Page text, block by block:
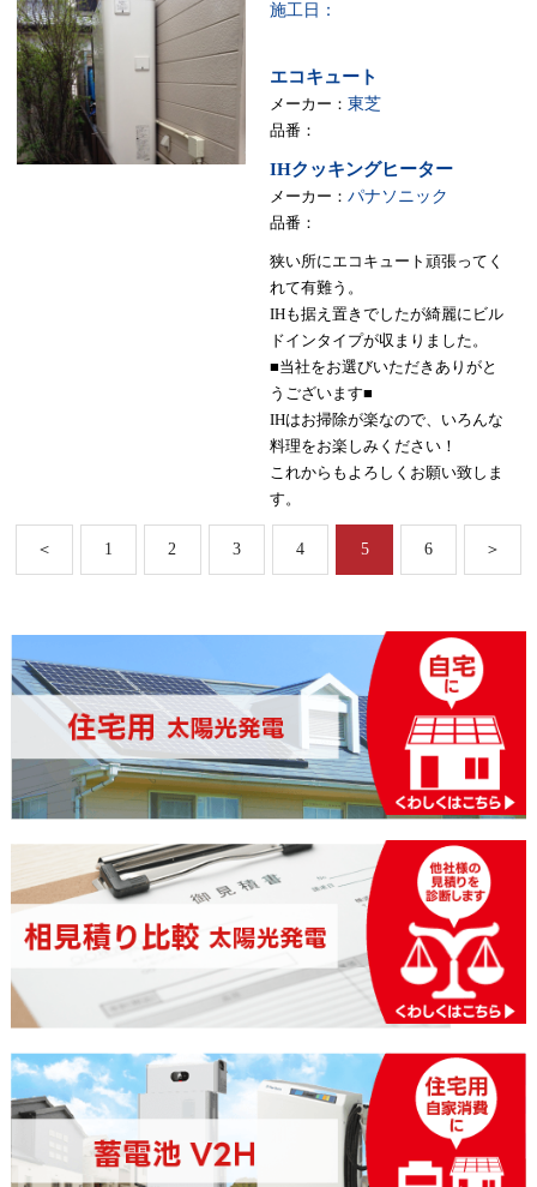
施工日：
エコキュート
メーカー： 東芝
品番：
IHクッキングヒーター
メーカー： パナソニック
品番：
狭い所にエコキュート頑張ってく
れて有難う。
IHも据え置きでしたが綺麗にビル
ドインタイプが収まりました。
■当社をお選びいただきありがと
うございます■
IHはお掃除が楽なので、いろんな
料理をお楽しみください！
これからもよろしくお願い致しま
す。
＜ 1 2 3 4 5 6 ＞